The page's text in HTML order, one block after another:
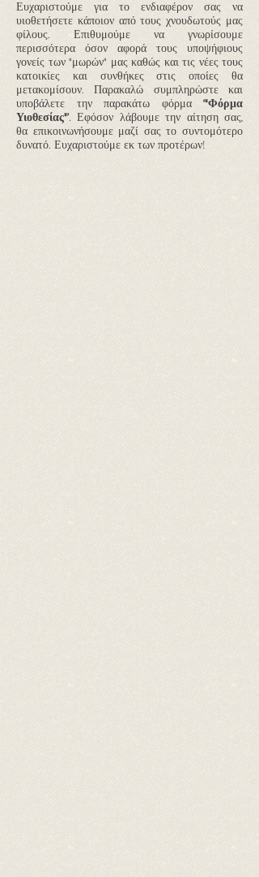
Ευχαριστούμε για το ενδιαφέρον σας να
υιοθετήσετε κάποιον από τους χνουδωτούς μας
φίλους. Επιθυμούμε να γνωρίσουμε
περισσότερα όσον αφορά τους υποψήφιους
γονείς των "μωρών" μας καθώς και τις νέες τους
κατοικίες και συνθήκες στις οποίες θα
μετακομίσουν. Παρακαλώ συμπληρώστε και
υποβάλετε την παρακάτω φόρμα ‘"Φόρμα
Υιοθεσίας"’. Εφόσον λάβουμε την αίτηση σας,
θα επικοινωνήσουμε μαζί σας το συντομότερο
δυνατό. Ευχαριστούμε εκ των προτέρων!